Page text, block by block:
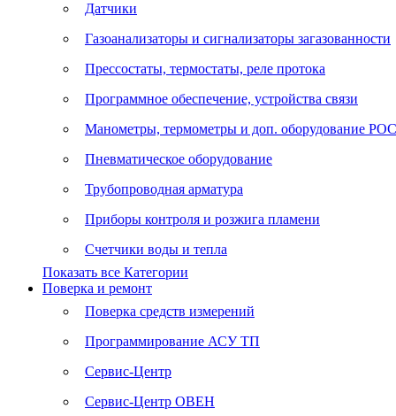
Датчики
Газоанализаторы и сигнализаторы загазованности
Прессостаты, термостаты, реле протока
Программное обеспечение, устройства связи
Манометры, термометры и доп. оборудование
Пневматическое оборудование
Трубопроводная арматура
Приборы контроля и розжига пламени
Счетчики воды и тепла
Показать все Категории
Поверка и ремонт
Поверка средств измерений
Программирование АСУ ТП
Сервис-Центр
Сервис-Центр ОВЕН